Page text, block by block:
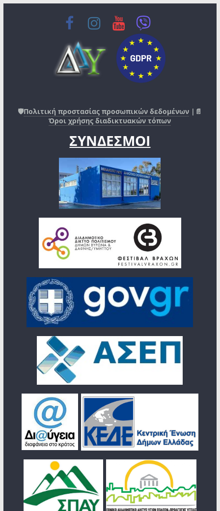
🛡️Πολιτική προστασίας προσωπικών δεδομένων |📄
Όροι χρήσης διαδικτυακών τόπων
ΣΥΝΔΕΣΜΟΙ